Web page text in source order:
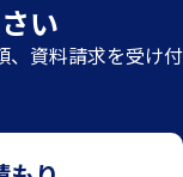
い
、資料請求を受け付